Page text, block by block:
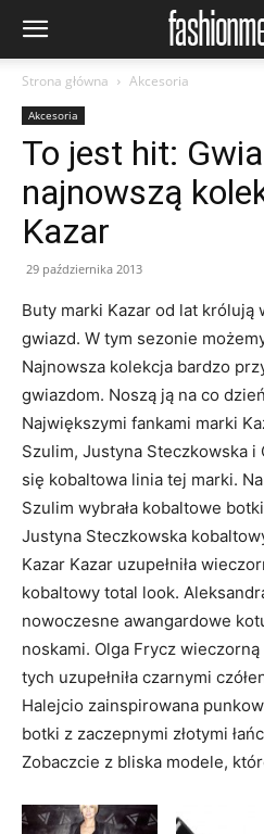
Strona główna Akcesoria
Akcesoria
To jest hit:
najnowszą
Kazar
29 października 2013
Buty marki Kazar od lat królują
gwiazd. W tym sezonie
Najnowsza kolekcja bardzo
gwiazdom. Noszą ją na co
Największymi fankami marki
Szulim, Justyna Steczkowska i
się kobaltowa linia tej marki.
Szulim wybrała kobaltowe
Justyna Steczkowska
Kazar Kazar uzupełniła
kobaltowy total look.
nowoczesne awangardowe
noskami. Olga Frycz
tych uzupełniła czarnymi
Halejcio zainspirowana
botki z zaczepnymi złotymi
Zobaczcie z bliska modele,